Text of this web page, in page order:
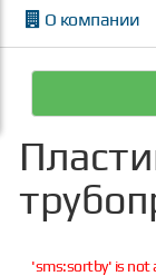
О компании
'sms:sortby' is not